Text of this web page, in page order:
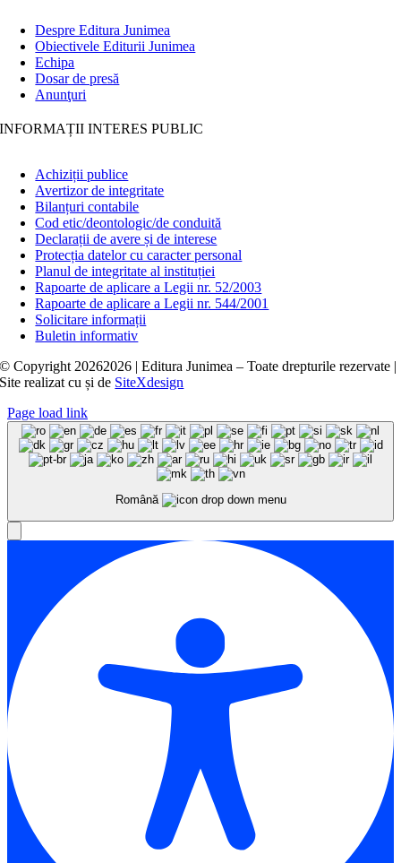
Despre Editura Junimea
Obiectivele Editurii Junimea
Echipa
Dosar de presă
Anunţuri
INFORMAȚII INTERES PUBLIC
Achiziții publice
Avertizor de integritate
Bilanțuri contabile
Cod etic/deontologic/de conduită
Declarații de avere și de interese
Protecția datelor cu caracter personal
Planul de integritate al instituției
Rapoarte de aplicare a Legii nr. 52/2003
Rapoarte de aplicare a Legii nr. 544/2001
Solicitare informații
Buletin informativ
© Copyright 20262026 | Editura Junimea – Toate drepturile rezervate |
Site realizat cușide SiteXdesign
Page load link
Română